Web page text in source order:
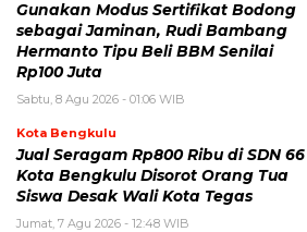
Gunakan Modus Sertifikat Bodong
sebagai Jaminan, Rudi Bambang
Hermanto Tipu Beli BBM Senilai
Rp100 Juta
Sabtu, 8 Agu 2026 - 01:06 WIB
Kota Bengkulu
Jual Seragam Rp800 Ribu di SDN 66
Kota Bengkulu Disorot Orang Tua
Siswa Desak Wali Kota Tegas
Jumat, 7 Agu 2026 - 12:48 WIB